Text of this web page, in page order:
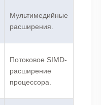
Мультимедийные
расширения.
Потоковое SIMD-
расширение
процессора.